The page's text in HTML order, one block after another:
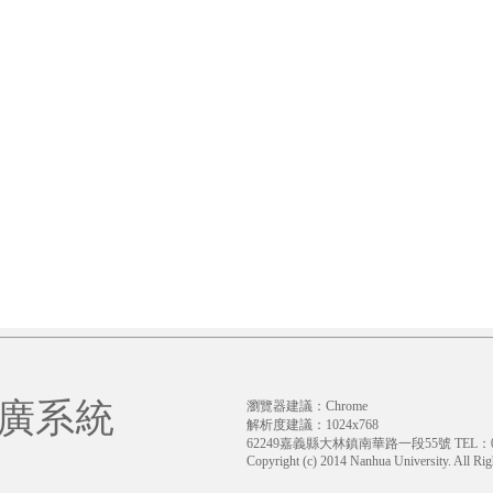
系統
瀏覽器建議：Chrome
解析度建議：1024x768
62249嘉義縣大林鎮南華路一段55號 TEL：
Copyright (c) 2014 Nanhua University. All